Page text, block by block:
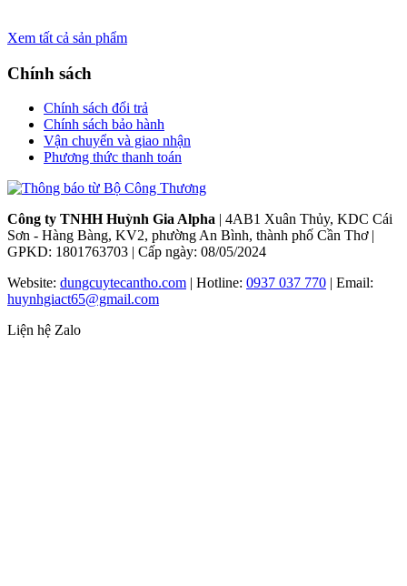
Xem tất cả sản phẩm
Chính sách
Chính sách đổi trả
Chính sách bảo hành
Vận chuyển và giao nhận
Phương thức thanh toán
Công ty TNHH Huỳnh Gia Alpha | 4AB1 Xuân Thủy, KDC Cái
Sơn - Hàng Bàng, KV2, phường An Bình, thành phố Cần Thơ |
GPKD: 1801763703 | Cấp ngày: 08/05/2024
Website: dungcuytecantho.com | Hotline: 0937 037 770 | Email:
huynhgiact65@gmail.com
Liện hệ Zalo